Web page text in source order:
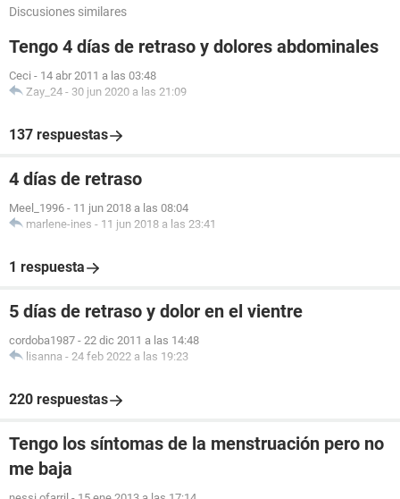
Discusiones similares
Tengo 4 días de retraso y dolores abdominales
Ceci - 14 abr 2011 a las 03:48
Zay_24 - 30 jun 2020 a las 21:09
137 respuestas
4 días de retraso
Meel_1996 - 11 jun 2018 a las 08:04
marlene-ines - 11 jun 2018 a las 23:41
1 respuesta
5 días de retraso y dolor en el vientre
cordoba1987 - 22 dic 2011 a las 14:48
lisanna - 24 feb 2022 a las 19:23
220 respuestas
Tengo los síntomas de la menstruación pero no
me baja